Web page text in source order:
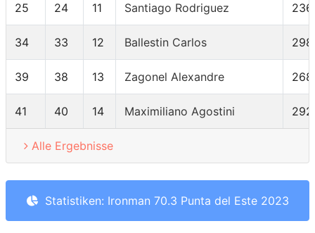
25 24 11 Santiago Rodriguez 236
34 33 12 Ballestin Carlos 298
39 38 13 Zagonel Alexandre 268
41 40 14 Maximiliano Agostini 292
Alle Ergebnisse
Statistiken: Ironman 70.3 Punta del Este 2023